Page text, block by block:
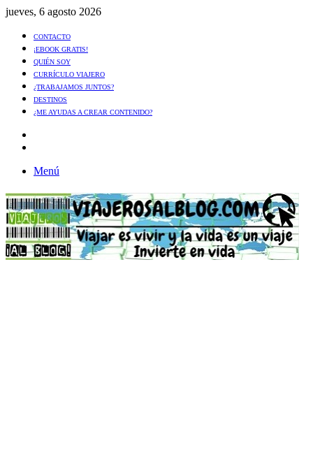
jueves, 6 agosto 2026
CONTACTO
¡EBOOK GRATIS!
QUIÉN SOY
CURRÍCULO VIAJERO
¿TRABAJAMOS JUNTOS?
DESTINOS
¿ME AYUDAS A CREAR CONTENIDO?
Menú